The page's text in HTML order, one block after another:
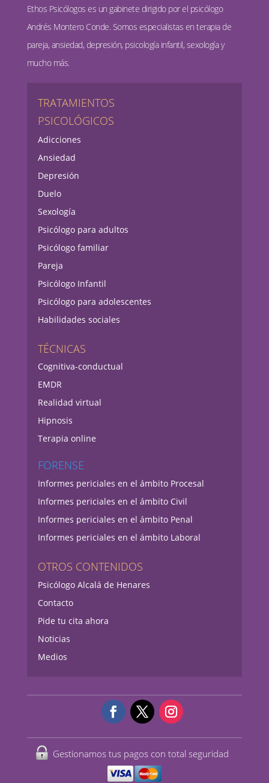
Ethos Psicólogos es un gabinete dirigido por el psicólogo
Andrés Montero Conde. Somos especialistas en terapia de
pareja, ansiedad, depresión, psicología infantil, sexología y
mucho más.
TRATAMIENTOS
PSICOLÓGICOS
Adicciones
Ansiedad
Depresión
Duelo
Sexología
Psicólogo para adultos
Psicólogo familiar
Pareja
Psicólogo Infantil
Psicólogo para adolescentes
Habilidades sociales
TÉCNICAS
Cognitiva-conductual
EMDR
Realidad virtual
Hipnosis
Terapia online
FORENSE
Informes periciales en el ámbito Procesal
Informes periciales en el ámbito Civil
Informes periciales en el ámbito Penal
Informes periciales en el ámbito Laboral
OTROS CONTENIDOS
Psicólogo Alcalá de Henares
Contacto
Pide tu cita ahora
Noticias
Medios
Gestionamos tus pagos con total seguridad